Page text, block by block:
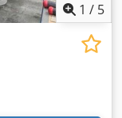
1 / 5